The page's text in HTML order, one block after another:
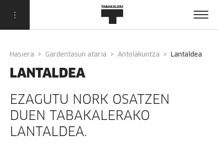
Hasiera Gardentasun ataria Antolakuntza lantaldea
LANTALDEA
EZAGUTU NORK OSATZEN
DUEN TABAKALERAKO
LANTALDEA.